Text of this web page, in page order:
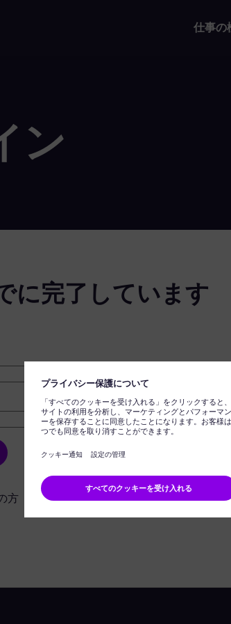
仕事の
ン
に完了しています
スワード
方